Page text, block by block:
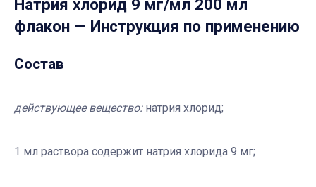
Натрия хлорид 9 мг/мл 200 мл
флакон — Инструкция по применению
Состав
действующее вещество:натрия хлорид;
1 мл раствора содержит натрия хлорида 9 мг;